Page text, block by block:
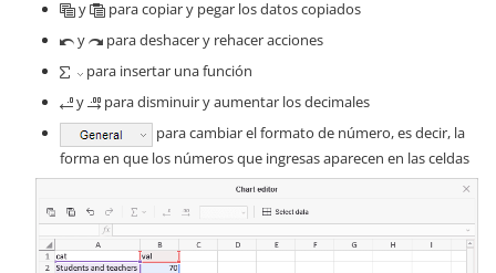
y
para copiar y pegar los datos copiados
y
para deshacer y rehacer acciones
para insertar una función
y
para disminuir y aumentar los decimales
para cambiar el formato de número, es decir, la
forma en que los números que ingresas aparecen en las celdas